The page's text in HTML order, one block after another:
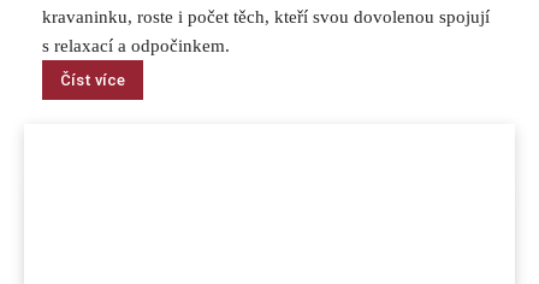
kravaninku, roste i počet těch, kteří svou dovolenou spojují
s relaxací a odpočinkem.
Číst více